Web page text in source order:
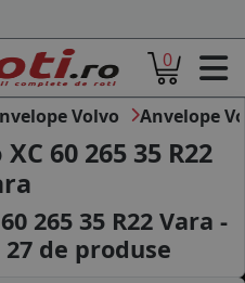
0
Volvo Anvelope
60 265 35 R22
265 35 R22 Vara -
27de produse